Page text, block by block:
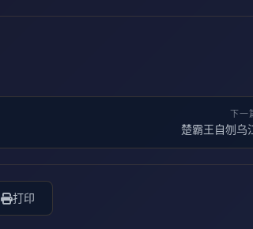
下一
楚霸王自刎乌
打印